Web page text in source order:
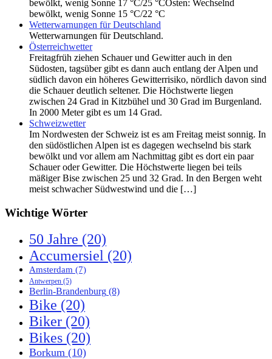
bewölkt, wenig Sonne 17 °C/25 °COsten: Wechselnd
bewölkt, wenig Sonne 15 °C/22 °C
Wetterwarnungen für Deutschland
Wetterwarnungen für Deutschland.
Österreichwetter
Freitagfrüh ziehen Schauer und Gewitter auch in den
Südosten, tagsüber gibt es dann auch entlang der Alpen und
südlich davon ein höheres Gewitterrisiko, nördlich davon sind
die Schauer deutlich seltener. Die Höchstwerte liegen
zwischen 24 Grad in Kitzbühel und 30 Grad im Burgenland.
In 2000 Meter gibt es um 14 Grad.
Schweizwetter
Im Nordwesten der Schweiz ist es am Freitag meist sonnig. In
den südöstlichen Alpen ist es dagegen wechselnd bis stark
bewölkt und vor allem am Nachmittag gibt es dort ein paar
Schauer oder Gewitter. Die Höchstwerte liegen bei teils
mäßiger Bise zwischen 25 und 32 Grad. In den Bergen weht
meist schwacher Südwestwind und die […]
Wichtige Wörter
50 Jahre (20)
Accumersiel (20)
Amsterdam (7)
Antwerpen (5)
Berlin-Brandenburg (8)
Bike (20)
Biker (20)
Bikes (20)
Borkum (10)